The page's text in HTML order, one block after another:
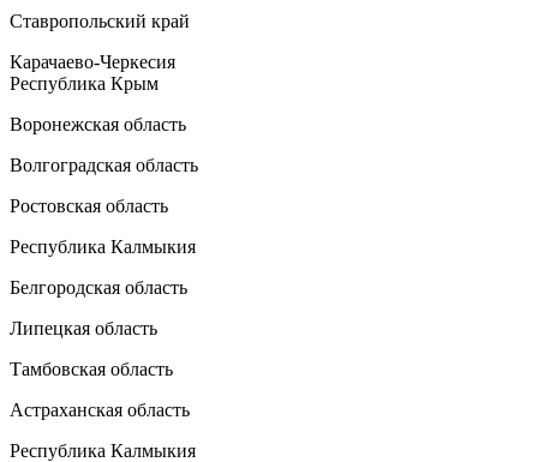
Ставропольский край
Карачаево-Черкесия
Республика Крым
Воронежская область
Волгоградская область
Ростовская область
Республика Калмыкия
Белгородская область
Липецкая область
Тамбовская область
Астраханская область
Республика Калмыкия